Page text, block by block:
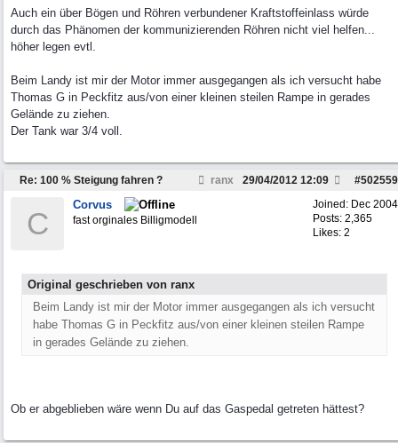
Auch ein über Bögen und Röhren verbundener Kraftstoffeinlass würde
durch das Phänomen der kommunizierenden Röhren nicht viel helfen...
höher legen evtl.
Beim Landy ist mir der Motor immer ausgegangen als ich versucht habe
Thomas G in Peckfitz aus/von einer kleinen steilen Rampe in gerades
Gelände zu ziehen.
Der Tank war 3/4 voll.
Re: 100 % Steigung fahren ? ranx #502559
29/04/2012 12:09
Joined: Dec 2004
Posts: 2,365
Likes: 2
C
Corvus
fast orginales Billigmodell
Original geschrieben von ranx
Beim Landy ist mir der Motor immer ausgegangen als ich versucht
habe Thomas G in Peckfitz aus/von einer kleinen steilen Rampe
in gerades Gelände zu ziehen.
Ob er abgeblieben wäre wenn Du auf das Gaspedal getreten hättest?